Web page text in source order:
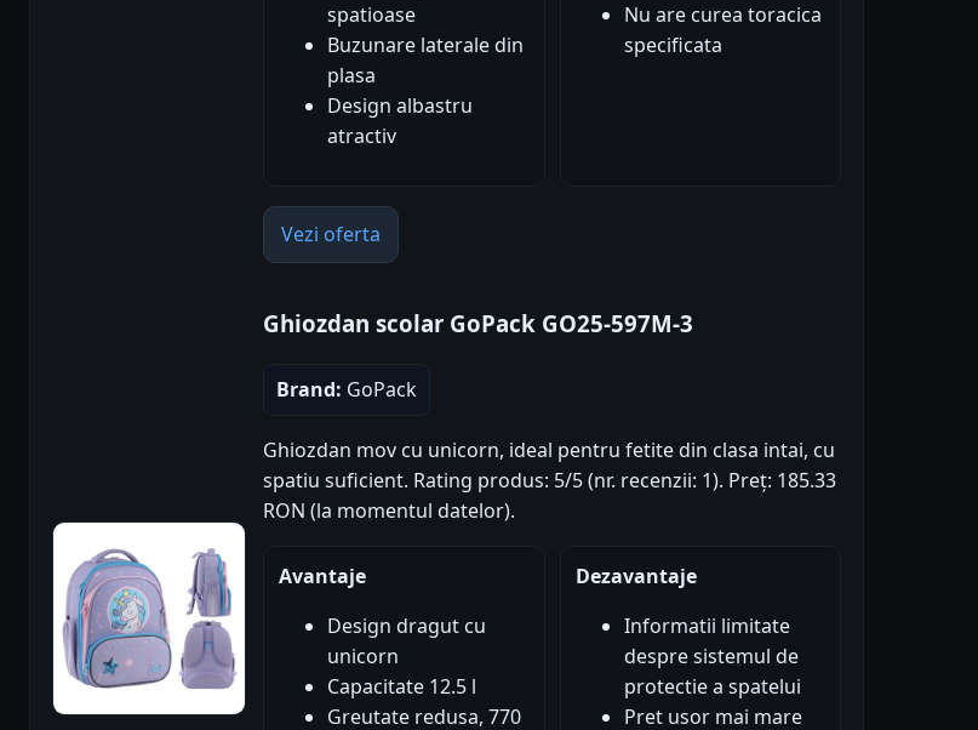
spatioase
Buzunare laterale din
plasa
Design albastru
atractiv
Nu are curea toracica
specificata
Vezi oferta
Ghiozdan scolar GoPack GO25-597M-3
Brand: GoPack
Ghiozdan mov cu unicorn, ideal pentru fetite din clasa intai, cu
spatiu suficient. Rating produs: 5/5 (nr. recenzii: 1). Preț: 185.33
RON (la momentul datelor).
Avantaje
Design dragut cu
unicorn
Capacitate 12.5 l
Greutate redusa, 770
Dezavantaje
Informatii limitate
despre sistemul de
protectie a spatelui
Pret usor mai mare